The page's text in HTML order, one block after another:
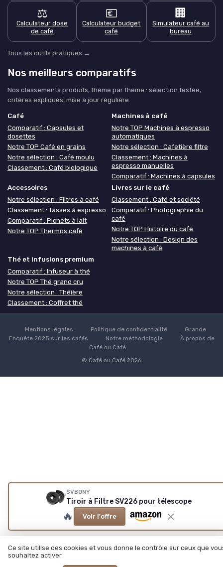
SVBONY
Tiroir à Filtre SV226 pour télescope
🔥 Voir l'offre
⚖️
Calculateur dose
de café
💶
Calculateur budget
café
🏢
Simulateur café au
bureau
Tous les outils pratiques →
Nos meilleurs comparatifs
Nos classements produits, thème par thème : sélection testée,
critères expliqués, mise à jour régulière.
Café
Comparatif : Capsules et
dosettes
Notre TOP Café en grains
Notre sélection : Café moulu
Classement : Café biologique
Machines à café
Notre TOP Machines à espresso
automatiques
Notre sélection : Cafetière filtre
Classement : Machines à
espresso manuelles
Comparatif : Machines à capsules
Accessoires
Notre sélection : Filtres à café
Classement : Tasses à espresso
Comparatif : Pichets à lait
Notre TOP Thermos café
Livres sur le café
Classement : Café et société
Comparatif : Photographie du
café
Notre TOP Histoire du café
Notre sélection : Design des
machines à café
Thé et infusions premium
Comparatif : Infuseur à thé
Notre TOP Thé grand cru
Notre sélection : Théière
Classement : Coffret thé
Mentions légales Politique de confidentialité
Grande
Enquête 2025 sur les cafés
Notre méthodologie
À propos de
Café ou Café
© Café ou Café 2026
Ce site utilise des cookies et vous donne le contrôle sur ceux que
souhaitez activer